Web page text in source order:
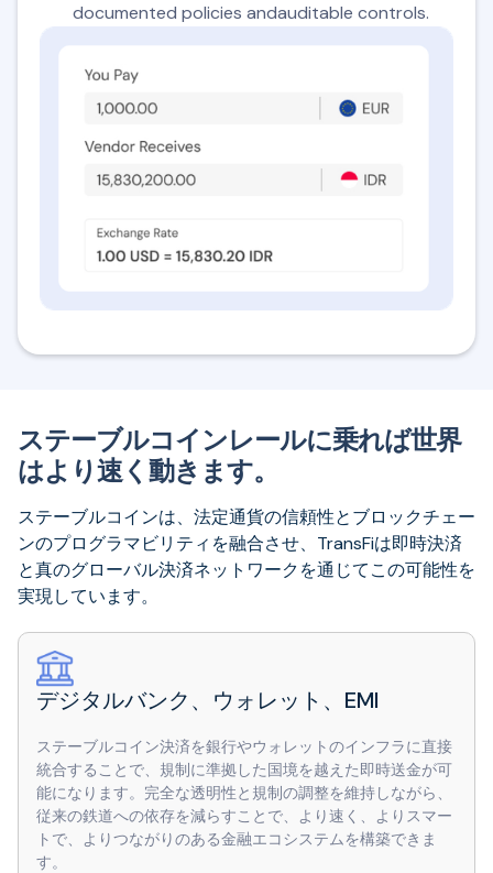
documented policies andauditable controls.
ステーブルコインレールに乗れば世界
はより速く動きます。
ステーブルコインは、法定通貨の信頼性とブロックチェー
ンのプログラマビリティを融合させ、TransFiは即時決済
と真のグローバル決済ネットワークを通じてこの可能性を
実現しています。
デジタルバンク、ウォレット、EMI
ステーブルコイン決済を銀行やウォレットのインフラに直接
統合することで、規制に準拠した国境を越えた即時送金が可
能になります。完全な透明性と規制の調整を維持しながら、
従来の鉄道への依存を減らすことで、より速く、よりスマー
トで、よりつながりのある金融エコシステムを構築できま
す。